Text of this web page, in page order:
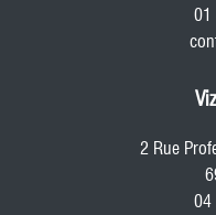
01
2 Rue
04